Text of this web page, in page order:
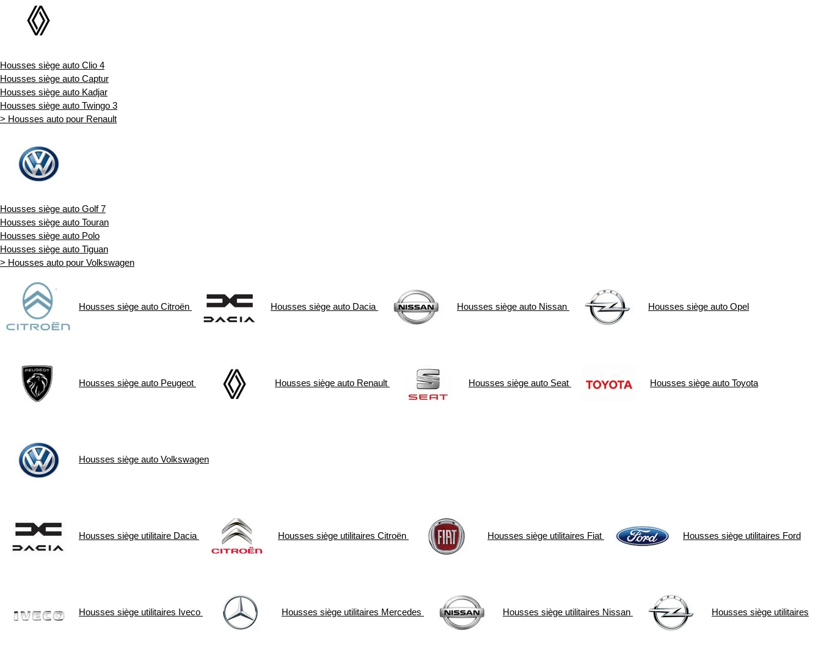
Housses siège auto Clio 4
Housses siège auto Captur
Housses siège auto Kadjar
Housses siège auto Twingo 3
> Housses auto pour Renault
Housses siège auto Golf 7
Housses siège auto Touran
Housses siège auto Polo
Housses siège auto Tiguan
> Housses auto pour Volkswagen
Housses siège auto Citroën Housses siège auto Dacia Housses siège auto Nissan Housses siège auto Opel
Housses siège auto Peugeot Housses siège auto Renault Housses siège auto Seat Housses siège auto Toyota
Housses siège auto Volkswagen
Housses siège utilitaire Dacia Housses siège utilitaires Citroën Housses siège utilitaires Fiat Housses siège utilitaires Ford
Housses siège utilitaires Iveco Housses siège utilitaires Mercedes Housses siège utilitaires Nissan Housses siège utilitaires